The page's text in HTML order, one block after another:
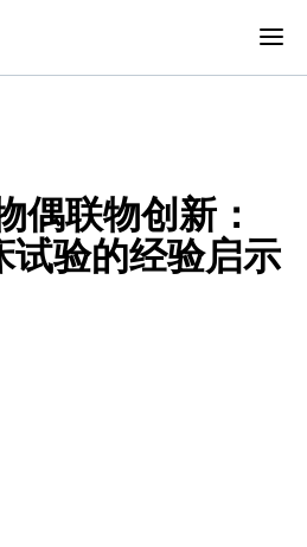
偶联物创新：
试验的经验启示